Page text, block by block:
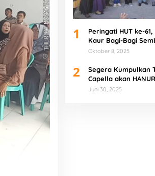
1
Peringati HUT ke-
Kaur Bagi-Bagi
Gratis
Oktober 8, 2025
2
Segera Kumpulkan
Capella akan
Juni 30, 2025